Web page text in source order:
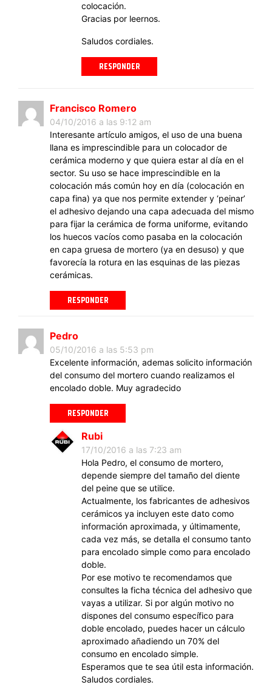
colocación.
Gracias por leernos.
Saludos cordiales.
RESPONDER
Francisco Romero
04/10/2016 a las 9:12 am
Interesante artículo amigos, el uso de una buena
llana es imprescindible para un colocador de
cerámica moderno y que quiera estar al día en el
sector. Su uso se hace imprescindible en la
colocación más común hoy en día (colocación en
capa fina) ya que nos permite extender y ‘peinar’
el adhesivo dejando una capa adecuada del mismo
para fijar la cerámica de forma uniforme, evitando
los huecos vacíos como pasaba en la colocación
en capa gruesa de mortero (ya en desuso) y que
favorecía la rotura en las esquinas de las piezas
cerámicas.
RESPONDER
Pedro
05/10/2016 a las 5:53 pm
Excelente información, ademas solicito información
del consumo del mortero cuando realizamos el
encolado doble. Muy agradecido
RESPONDER
Rubi
17/10/2016 a las 7:23 am
Hola Pedro, el consumo de mortero,
depende siempre del tamaño del diente
del peine que se utilice.
Actualmente, los fabricantes de adhesivos
cerámicos ya incluyen este dato como
información aproximada, y últimamente,
cada vez más, se detalla el consumo tanto
para encolado simple como para encolado
doble.
Por ese motivo te recomendamos que
consultes la ficha técnica del adhesivo que
vayas a utilizar. Si por algún motivo no
dispones del consumo específico para
doble encolado, puedes hacer un cálculo
aproximado añadiendo un 70% del
consumo en encolado simple.
Esperamos que te sea útil esta información.
Saludos cordiales.